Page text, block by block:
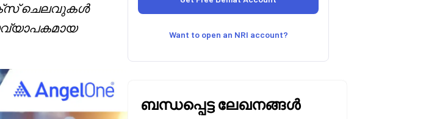
ചെലവുകൾ
Want to open an NRI account?
ബന്ധപ്പെട്ട ലേഖനങ്ങൾ